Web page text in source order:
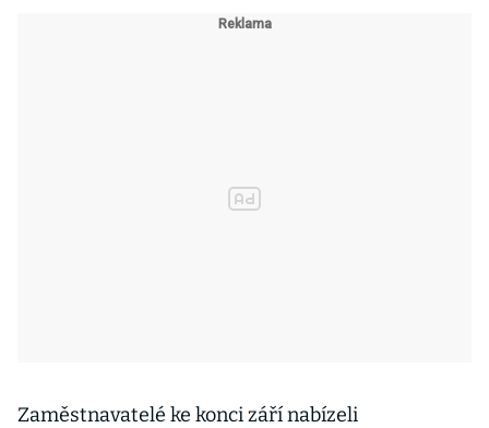
Zaměstnavatelé ke konci září nabízeli